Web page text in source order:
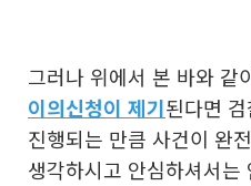
그러나 위에서 본 바와 같
이의신청이 제기된다면
진행되는 만큼 사건이 완
생각하시고 안심하셔서는